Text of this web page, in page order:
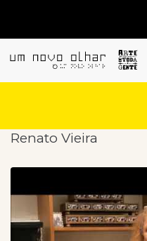
Renato Vieira